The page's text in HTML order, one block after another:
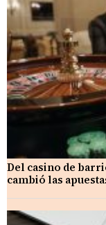
Del casino de
cambió las